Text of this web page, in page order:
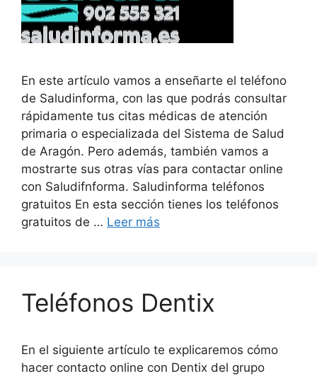
En este artículo vamos a enseñarte el teléfono
de Saludinforma, con las que podrás consultar
rápidamente tus citas médicas de atención
primaria o especializada del Sistema de Salud
de Aragón. Pero además, también vamos a
mostrarte sus otras vías para contactar online
con Saludifnforma. Saludinforma teléfonos
gratuitos En esta sección tienes los teléfonos
gratuitos de … Leer más
Teléfonos Dentix
En el siguiente artículo te explicaremos cómo
hacer contacto online con Dentix del grupo